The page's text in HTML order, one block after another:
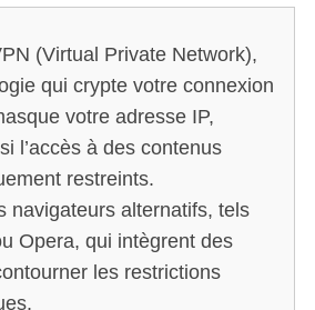
(Virtual Private Network),
qui crypte votre connexion
votre adresse IP,
l’accès à des contenus
restreints.
navigateurs alternatifs, tels
Opera, qui intègrent des
les restrictions